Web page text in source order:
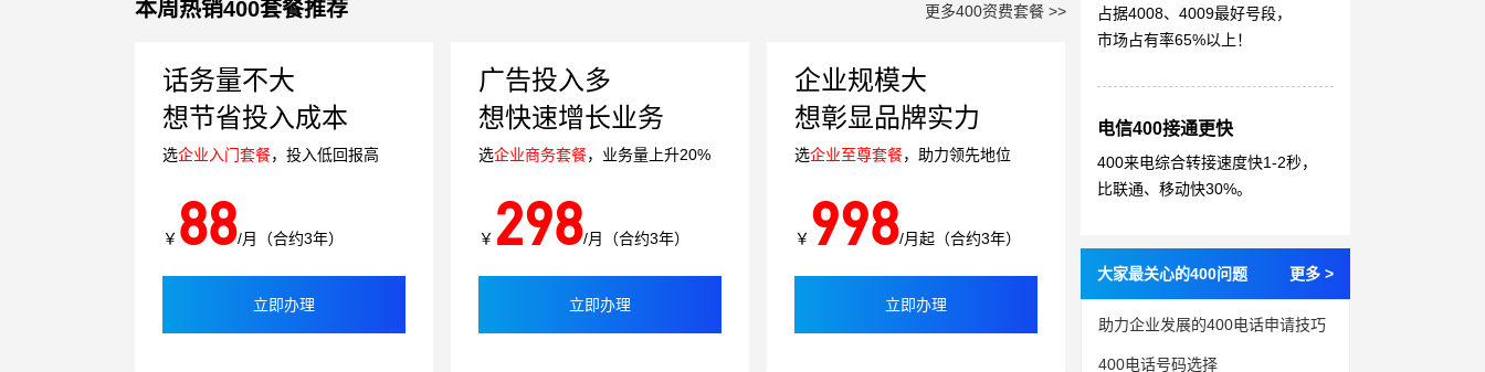
本周热销400套餐推荐 更多400资费套餐 >>
话务量不大
想节省投入成本
选企业入门套餐，投入低回报高
￥ 88/月（合约3年）
立即办理
广告投入多
想快速增长业务
选企业商务套餐，业务量上升20%
￥ 298/月（合约3年）
立即办理
企业规模大
想彰显品牌实力
选企业至尊套餐，助力领先地位
￥ 998/月起（合约3年）
立即办理
占据4008、4009最好号段，
市场占有率65%以上！
电信400接通更快
400来电综合转接速度快1-2秒，
比联通、移动快30%。
大家最关心的400问题 更多 >
助力企业发展的400电话申请技巧
400电话号码选择